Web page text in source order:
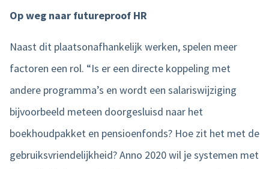
Op weg naar futureproof HR
Naast dit plaatsonafhankelijk werken, spelen meer
factoren een rol. “Is er een directe koppeling met
andere programma’s en wordt een salariswijziging
bijvoorbeeld meteen doorgesluisd naar het
boekhoudpakket en pensioenfonds? Hoe zit het met de
gebruiksvriendelijkheid? Anno 2020 wil je systemen met